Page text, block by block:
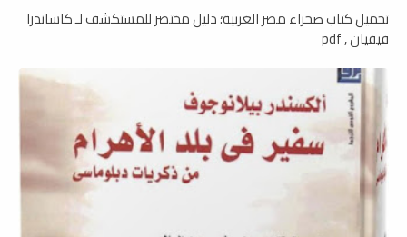
تحميل كتاب صحراء مصر الغربية؛ دليل مختصر للمستكشف لـ كاساندرا
فيفيان , pdf